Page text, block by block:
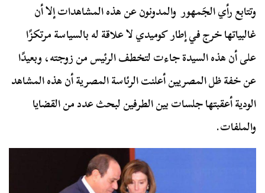
وتتابع رأي الجَمهور والمدونون عن هذه المشاهدات إلا أن
غالبياتها خرج في إطار كوميدي لا علاقة له بالسياسة مرتكزًا
على أن هذه السيدة جاءت لتخطف الرئيس من زوجته، وبعيدًا
عن خفة ظل المصريين أعلنت الرئاسة المصرية أن هذه المشاهد
الودية أعقبتها جلسات بين الطرفين لبحث عدد من القضايا
والملفات.